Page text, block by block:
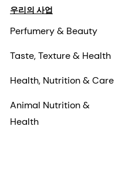
우리의 사업
Perfumery & Beauty
Taste, Texture & Health
Health, Nutrition & Care
Animal Nutrition &
Health